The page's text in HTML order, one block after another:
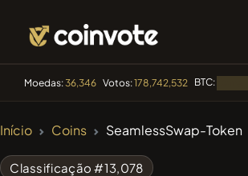
Moedas:36,346 Votos:178,742,532 BTC:
TENDÊNCIA
Início Coins SeamlessSwap-Token
Classificação #13,078